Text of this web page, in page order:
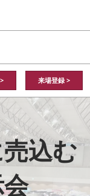
Sight
Sight
来場登録 >
込む